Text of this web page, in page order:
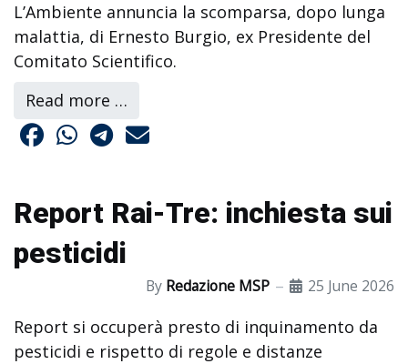
L’Ambiente annuncia la scomparsa, dopo lunga
malattia, di Ernesto Burgio, ex Presidente del
Comitato Scientifico.
Read more …
Report Rai-Tre: inchiesta sui
pesticidi
By Redazione MSP 25 June 2026
Report si occuperà presto di inquinamento da
pesticidi e rispetto di regole e distanze